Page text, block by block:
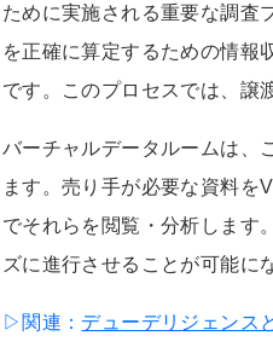
ために実施される重要な調査
を正確に算定するための情報
です。このプロセスでは、譲
バーチャルデータルームは、
ます。売り手が必要な資料を
でそれらを閲覧・分析します
ズに進行させることが可能に
▷関連： デューデリジェンス